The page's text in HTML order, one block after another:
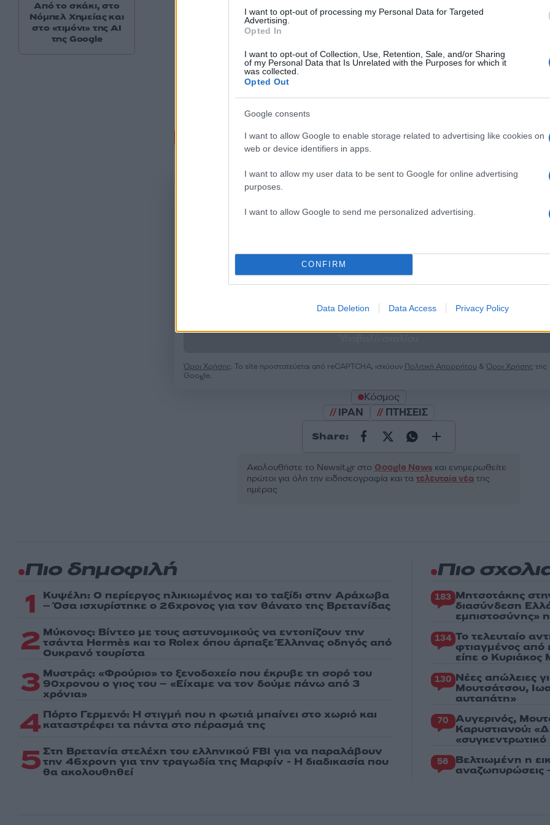
I want to opt-out of processing my Personal Data for Targeted
Advertising.
Opted In
I want to opt-out of Collection, Use, Retention, Sale, and/or Sharing
of my Personal Data that Is Unrelated with the Purposes for which it
was collected.
Opted Out
Google consents
I want to allow Google to enable storage related to advertising like cookies on
web or device identifiers in apps.
I want to allow my user data to be sent to Google for online advertising
purposes.
I want to allow Google to send me personalized advertising.
CONFIRM
Data Deletion Data Access Privacy Policy
Σχόλια
Όροι Χρήσης. Το site προστατεύεται από reCAPTCHA, ισχύουν Πολιτική Απορρήτου &Όροι Χρήσης της
Google.
Κόσμος
ΙΡΑΝ
ΠΤΗΣΕΙΣ
Share:
Ακολουθήστε το Νewsit.gr στο Google Newsκαι ενημερωθείτε
πρώτοι για όλη την ειδησεογραφία και τα τελευταία νέατης
ημέρας
Από το σκάκι, στο
Νόμπελ Χημείας και
στο «τιμόνι» της AI
της Google
Πιο δημοφιλή
1 Κυψέλη: Ο περίεργος ηλικιωμένος και το ταξίδι στην Αράχωβα
– Όσα ισχυρίστηκε ο 26χρονος για τον θάνατο της Βρετανίδας
2 Μύκονος: Βίντεο με τους αστυνομικούς να εντοπίζουν την
τσάντα Hermès και το Rolex όπου άρπαξε Έλληνας οδηγός από
Ουκρανό τουρίστα
3 Μυστράς: «Φρούριο» το ξενοδοχείο που έκρυβε τη σορό του
90χρονου ο γιος του – «Είχαμε να τον δούμε πάνω από 3
χρόνια»
4 Πόρτο Γερμενό: Η στιγμή που η φωτιά μπαίνει στο χωριό και
καταστρέφει τα πάντα στο πέρασμά της
5 Στη Βρετανία στελέχη του ελληνικού FBI για να παραλάβουν
την 46χρονη για την τραγωδία της Μαρφίν - Η διαδικασία που
θα ακολουθηθεί
Πιο
183 Μητσοτάκης
διασύνδεση
εμπιστοσύνης»
134 Το τελευταίο
φτιαγμένος από
είπε ο Κυριάκος
130 Νέες απώλειες
Μουτσάτσου,
αυταπάτη»
70 Αυγερινός,
Καρυστιανού:
56 Βελτιωμένη η
αναζωπυρώσεις